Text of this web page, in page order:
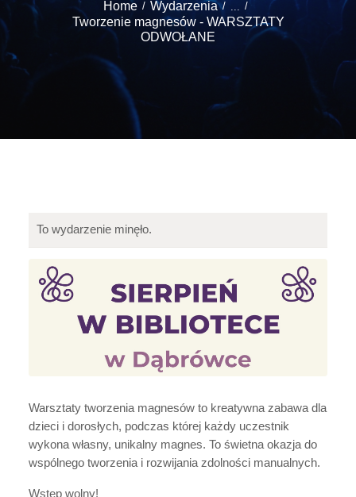
Home Wydarzenia ...
Tworzenie magnesów - WARSZTATY
ODWOŁANE
To wydarzenie minęło.
Warsztaty tworzenia magnesów to kreatywna zabawa dla
dzieci i dorosłych, podczas której każdy uczestnik
wykona własny, unikalny magnes. To świetna okazja do
wspólnego tworzenia i rozwijania zdolności manualnych.
Wstęp wolny!